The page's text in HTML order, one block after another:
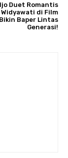
Duet Romantis
di Film
Bikin Baper Lintas
Generasi!